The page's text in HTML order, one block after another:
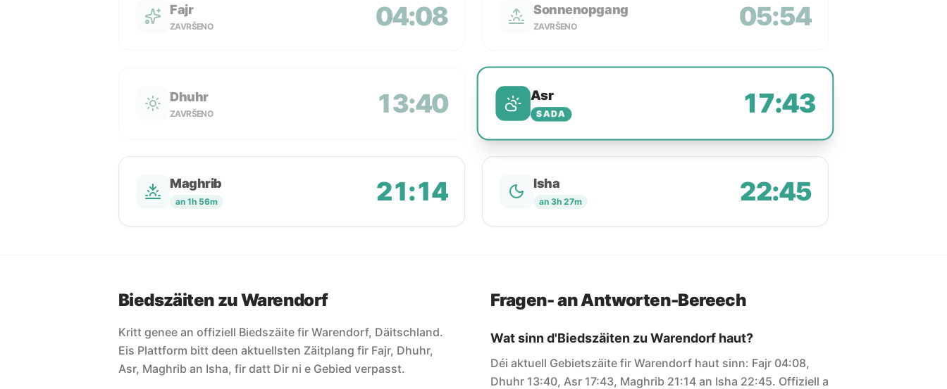
Fajr
ZAVRŠENO 04:08 Sonnenopgang
ZAVRŠENO 05:54
Dhuhr
ZAVRŠENO 13:40 Asr
SADA 17:43
Maghrib
an 1h 56m 21:14 Isha
an 3h 27m 22:45
Biedszäiten zu Warendorf
Kritt genee an offiziell Biedszäite fir Warendorf, Däitschland.
Eis Plattform bitt deen aktuellsten Zäitplang fir Fajr, Dhuhr,
Asr, Maghrib an Isha, fir datt Dir ni e Gebied verpasst.
Fragen- an Antworten-Bereech
Wat sinn d'Biedszäiten zu Warendorf haut?
Déi aktuell Gebietszäite fir Warendorf haut sinn: Fajr 04:08,
Dhuhr 13:40, Asr 17:43, Maghrib 21:14 an Isha 22:45. Offiziell a